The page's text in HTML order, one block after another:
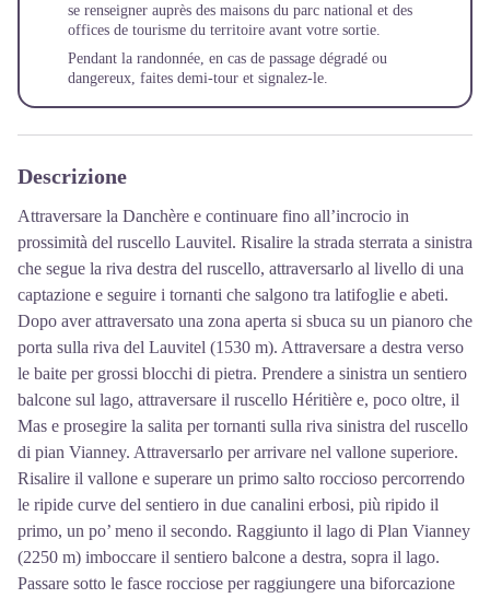
se renseigner auprès des maisons du parc national et des
offices de tourisme du territoire avant votre sortie.
Pendant la randonnée, en cas de passage dégradé ou
dangereux, faites demi-tour et signalez-le
Descrizione
Attraversare la Danchère e continuare fino all’incrocio in
prossimità del ruscello Lauvitel. Risalire la strada sterrata a sinistra
che segue la riva destra del ruscello, attraversarlo al livello di una
captazione e seguire i tornanti che salgono tra latifoglie e abeti.
Dopo aver attraversato una zona aperta si sbuca su un pianoro che
porta sulla riva del Lauvitel (1530 m). Attraversare a destra verso
le baite per grossi blocchi di pietra. Prendere a sinistra un sentiero
balcone sul lago, attraversare il ruscello Héritière e, poco oltre, il
Mas e prosegire la salita per tornanti sulla riva sinistra del ruscello
di pian Vianney. Attraversarlo per arrivare nel vallone superiore.
Risalire il vallone e superare un primo salto roccioso percorrendo
le ripide curve del sentiero in due canalini erbosi, più ripido il
primo, un po’ meno il secondo. Raggiunto il lago di Plan Vianney
(2250 m) imboccare il sentiero balcone a destra, sopra il lago.
Passare sotto le fasce rocciose per raggiungere una biforcazione